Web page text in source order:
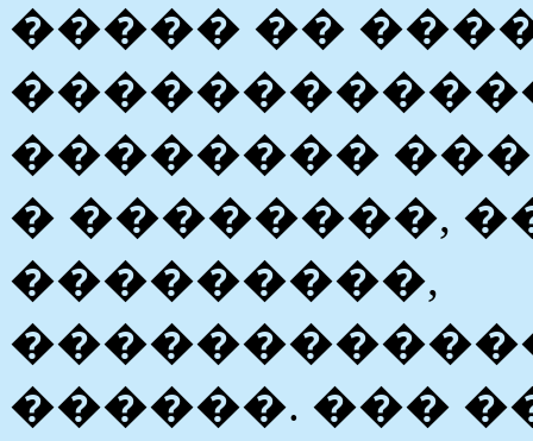
����� ��
��������
� ��������,
���������,
������. ���